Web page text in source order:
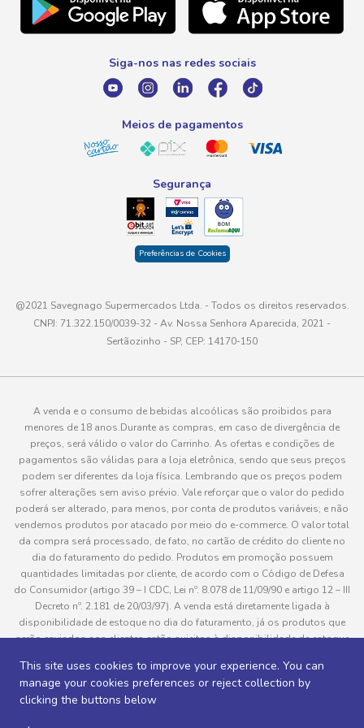
This site uses cookies to improve your experience. You can
manage your cookies preferences or reject collection by
clicking the buttons below
Promoção Fim de Ano
Telefone
0800 016 6680
atendimento@savegnago.com.br
Siga-nos nas redes sociais
Meios de pagamentos
Segurança
Preferências de Cookies
@2021 Savegnago Supermercados Ltda. - Todos os direitos reservados.
CNPJ: 71.322.150/0039-32 - Av. Nossa Senhora Aparecida, 2021 -
Sertãozinho - SP, CEP: 14170-150
A venda e o consumo de bebidas alcoólicas são proibidos para
menores de 18 anos.Durante as compras, em caso de divergência de
preços, será válido o valor do Carrinho. As ofertas e condições de
pagamentos são válidas para a loja eletrônica, sendo que seus preços
podem ser diferentes da loja física. Lembrando que os preços podem
sofrer alterações sem aviso prévio. Vale reforçar que o valor do pedido
poderá ser alterado, para menos, por conta de produtos variáveis; e não
vendemos produtos por atacado por meio do e-commerce. O valor total
da compra será processado, de fato, no cartão de crédito do cliente no
dia do faturamento do pedido. Produtos em promoção possuem
quantidades limitadas por cliente, de acordo com o Código de Defesa
do Consumidor (artigo 39 – I CDC, Lei nº. 8.078 de 11/09/90 e artigo 12 – III
Decreto nº. 2.181 de 20/03/97). A venda está diretamente ligada à
disponibilidade de estoque no dia do faturamento, já os produtos que
serão enviados aos clientes estão sujeitos à disponibilidade de estoque
pedido do cliente, este não será entregue e o valor do item não será
cobrado. As fotos dos produtos no site são ilustrativas, podendo haver
divergência com o produto real e todos os pedidos estão sujeitos à